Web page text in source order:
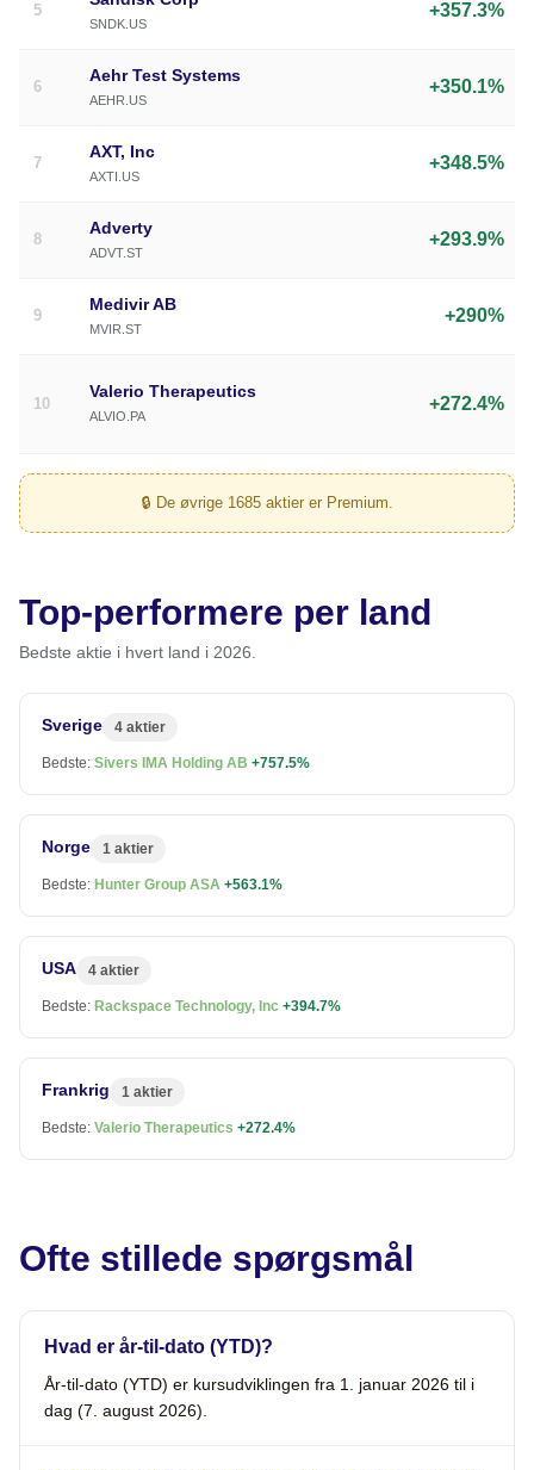
5
SNDK.US
+357.3%
6
Aehr Test Systems
AEHR.US
+350.1%
7
AXT, Inc
AXTI.US
+348.5%
8
Adverty
ADVT.ST
+293.9%
9
Medivir AB
MVIR.ST
+290%
10
Valerio Therapeutics
ALVIO.PA
+272.4%
🔒 De øvrige 1685 aktier er Premium.
Top-performere per land
Bedste aktie i hvert land i 2026.
Sverige 4 aktier
Bedste: Sivers IMA Holding AB +757.5%
Norge 1 aktier
Bedste: Hunter Group ASA +563.1%
USA 4 aktier
Bedste: Rackspace Technology, Inc +394.7%
Frankrig 1 aktier
Bedste: Valerio Therapeutics +272.4%
Ofte stillede spørgsmål
Hvad er år-til-dato (YTD)?
År-til-dato (YTD) er kursudviklingen fra 1. januar 2026 til i
dag (7. august 2026).